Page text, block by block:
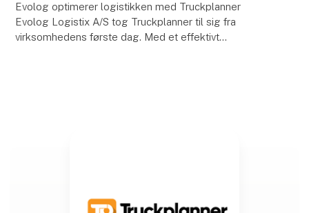
Evolog optimerer logistikken med Truckplanner
Evolog Logistix A/S tog Truckplanner til sig fra
virksomhedens første dag. Med et effektivt